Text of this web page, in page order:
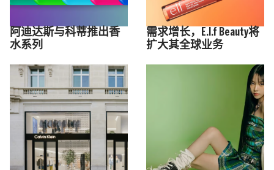
阿迪达斯与科蒂推出香
水系列
需求增长，E.l.f Beauty将
扩大其全球业务